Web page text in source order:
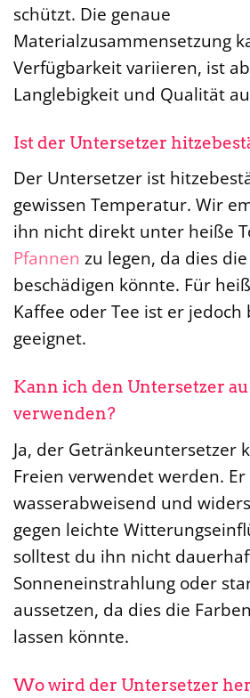
schützt. Die genaue
Materialzusammensetzung
Verfügbarkeit variieren, ist
Langlebigkeit und Qualität
Ist der Untersetzer
Der Untersetzer ist
gewissen Temperatur. Wir
ihn nicht direkt unter heiße
Pfannen zu legen, da dies
beschädigen könnte. Für
Kaffee oder Tee ist er jedoch
geeignet.
Kann ich den Untersetzer
verwenden?
Ja, der Getränkeuntersetzer
Freien verwendet werden.
wasserabweisend und
gegen leichte
solltest du ihn nicht
Sonneneinstrahlung oder
aussetzen, da dies die
lassen könnte.
Wo wird der Untersetzer